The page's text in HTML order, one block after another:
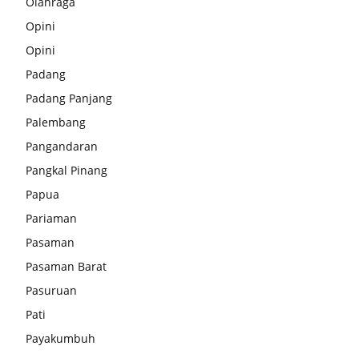
Opini
Opini
Padang
Padang Panjang
Palembang
Pangandaran
Pangkal Pinang
Papua
Pariaman
Pasaman
Pasaman Barat
Pasuruan
Pati
Payakumbuh